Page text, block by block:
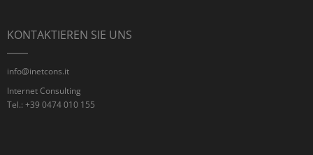
KONTAKTIEREN SIE UNS
info@inetcons.it
Internet Consulting
Tel.: +39 0474 010 155